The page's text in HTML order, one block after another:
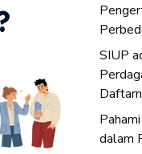
SIUP
dalam